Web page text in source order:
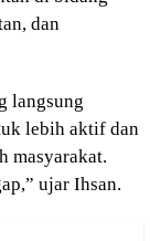
dan
langsung
lebih aktif dan
masyarakat.
ujar Ihsan.